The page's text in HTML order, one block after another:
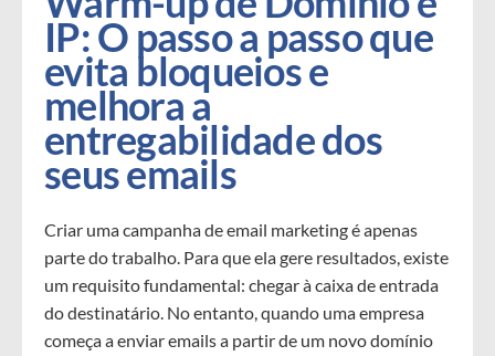
IP: O passo a passo que
evita bloqueios e
melhora a
entregabilidade dos
seus emails
Criar uma campanha de email marketing é apenas
parte do trabalho. Para que ela gere resultados, existe
um requisito fundamental: chegar à caixa de entrada
do destinatário. No entanto, quando uma empresa
começa a enviar emails a partir de um novo domínio